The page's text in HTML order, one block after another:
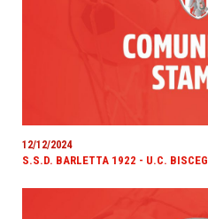
12/12/2024
S.S.D. BARLETTA 1922 - U.C.